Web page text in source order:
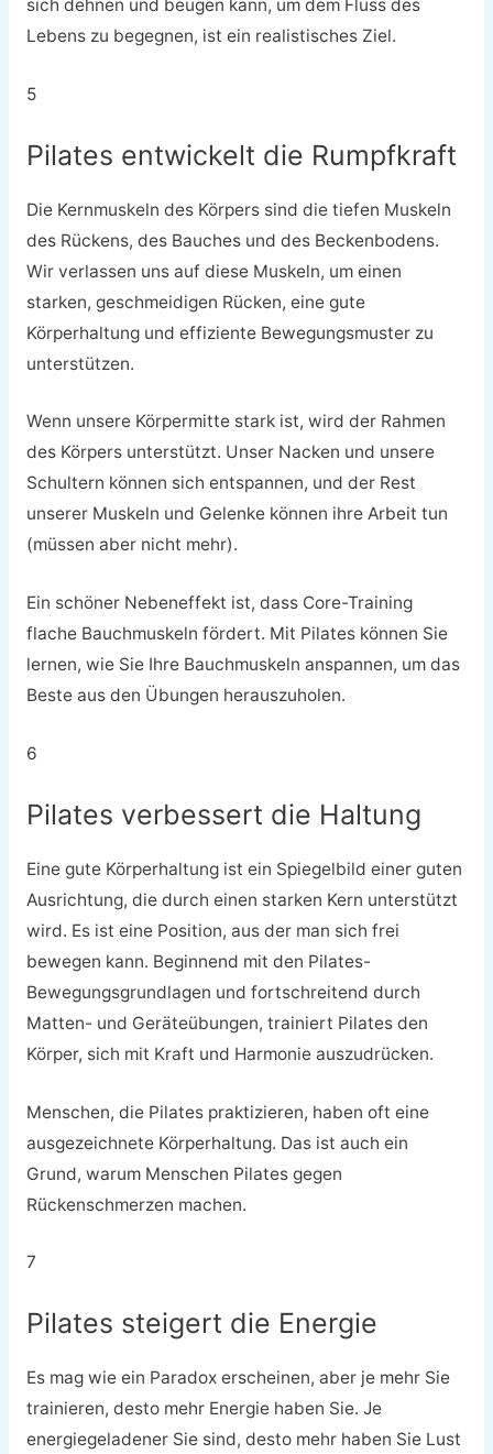
sich dehnen und beugen kann, um dem Fluss des
Lebens zu begegnen, ist ein realistisches Ziel.
5
Pilates entwickelt die Rumpfkraft
Die Kernmuskeln des Körpers sind die tiefen Muskeln
des Rückens, des Bauches und des Beckenbodens.
Wir verlassen uns auf diese Muskeln, um einen
starken, geschmeidigen Rücken, eine gute
Körperhaltung und effiziente Bewegungsmuster zu
unterstützen.
Wenn unsere Körpermitte stark ist, wird der Rahmen
des Körpers unterstützt. Unser Nacken und unsere
Schultern können sich entspannen, und der Rest
unserer Muskeln und Gelenke können ihre Arbeit tun
(müssen aber nicht mehr).
Ein schöner Nebeneffekt ist, dass Core-Training
flache Bauchmuskeln fördert. Mit Pilates können Sie
lernen, wie Sie Ihre Bauchmuskeln anspannen, um das
Beste aus den Übungen herauszuholen.
6
Pilates verbessert die Haltung
Eine gute Körperhaltung ist ein Spiegelbild einer guten
Ausrichtung, die durch einen starken Kern unterstützt
wird. Es ist eine Position, aus der man sich frei
bewegen kann. Beginnend mit den Pilates-
Bewegungsgrundlagen und fortschreitend durch
Matten- und Geräteübungen, trainiert Pilates den
Körper, sich mit Kraft und Harmonie auszudrücken.
Menschen, die Pilates praktizieren, haben oft eine
ausgezeichnete Körperhaltung. Das ist auch ein
Grund, warum Menschen Pilates gegen
Rückenschmerzen machen.
7
Pilates steigert die Energie
Es mag wie ein Paradox erscheinen, aber je mehr Sie
trainieren, desto mehr Energie haben Sie. Je
energiegeladener Sie sind, desto mehr haben Sie Lust